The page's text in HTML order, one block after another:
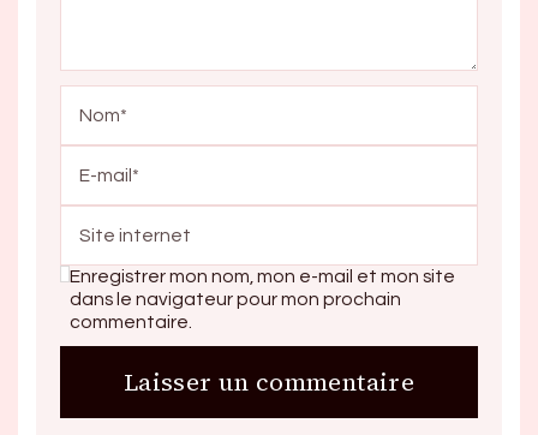
Enregistrer mon nom, mon e-mail et mon site
dans le navigateur pour mon prochain
commentaire.